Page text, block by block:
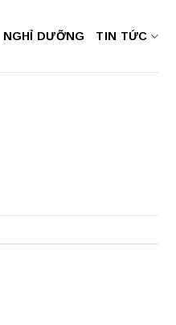
NGHỈ DƯỠNG TIN TỨC